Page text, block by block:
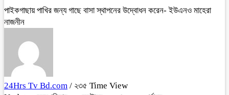
পাইকগাছায় পাখির জন্য গাছে বাসা স্থাপনের উদ্বোধন করেন- ইউএনও মাহেরা
নাজনীন
24Hrs Tv Bd.com / ২৩৫ Time View